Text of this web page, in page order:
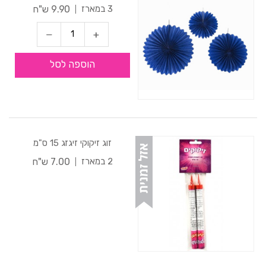
3 במארז
9.90 ש"ח
הוספה לסל
זוג זיקוקי זיגזג 15 ס"מ
2 במארז
7.00 ש"ח